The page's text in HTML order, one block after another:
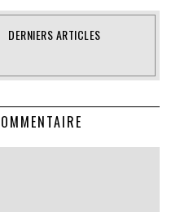
DERNIERS ARTICLES